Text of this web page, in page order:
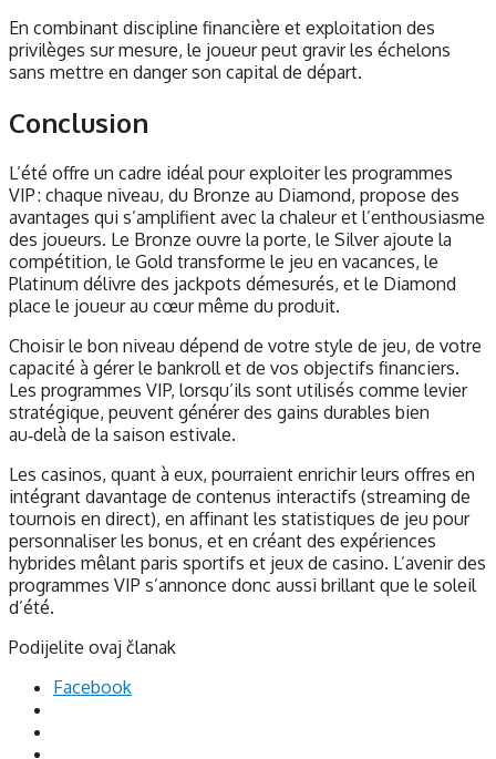
En combinant discipline financière et exploitation des
privilèges sur mesure, le joueur peut gravir les échelons
sans mettre en danger son capital de départ.
Conclusion
L’été offre un cadre idéal pour exploiter les programmes
VIP : chaque niveau, du Bronze au Diamond, propose des
avantages qui s’amplifient avec la chaleur et l’enthousiasme
des joueurs. Le Bronze ouvre la porte, le Silver ajoute la
compétition, le Gold transforme le jeu en vacances, le
Platinum délivre des jackpots démesurés, et le Diamond
place le joueur au cœur même du produit.
Choisir le bon niveau dépend de votre style de jeu, de votre
capacité à gérer le bankroll et de vos objectifs financiers.
Les programmes VIP, lorsqu’ils sont utilisés comme levier
stratégique, peuvent générer des gains durables bien
au‑delà de la saison estivale.
Les casinos, quant à eux, pourraient enrichir leurs offres en
intégrant davantage de contenus interactifs (streaming de
tournois en direct), en affinant les statistiques de jeu pour
personnaliser les bonus, et en créant des expériences
hybrides mêlant paris sportifs et jeux de casino. L’avenir des
programmes VIP s’annonce donc aussi brillant que le soleil
d’été.
Podijelite ovaj članak
Facebook